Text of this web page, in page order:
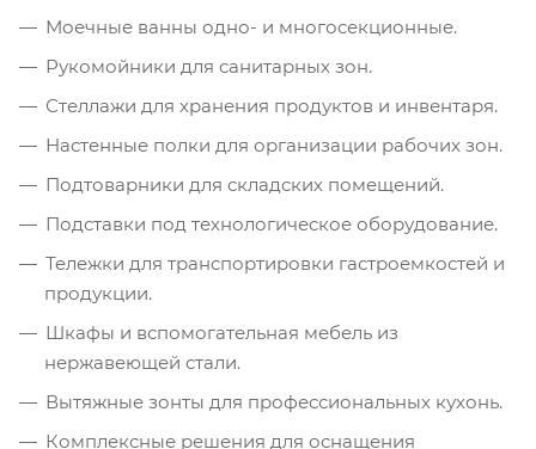
Моечные ванны одно- и многосекционные.
Рукомойники для санитарных зон.
Стеллажи для хранения продуктов и инвентаря.
Настенные полки для организации рабочих зон.
Подтоварники для складских помещений.
Подставки под технологическое оборудование.
Тележки для транспортировки гастроемкостей и
продукции.
Шкафы и вспомогательная мебель из
нержавеющей стали.
Вытяжные зонты для профессиональных кухонь.
Комплексные решения для оснащения